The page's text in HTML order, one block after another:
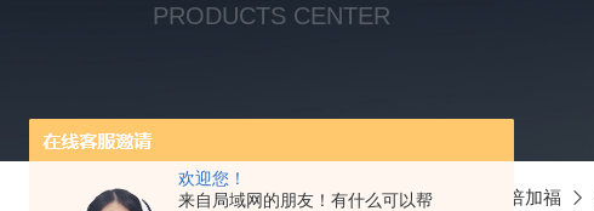
欢迎您！
来自局域网的朋友！有什么可以帮
PRODUCTS CENTER
当前位置：首页 产品中心 德国P+F倍加福